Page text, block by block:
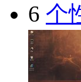
6 个